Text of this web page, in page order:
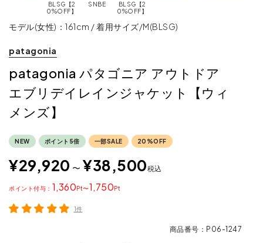
BLSG【2
0%OFF】
SNBE
BLSG【2
0%OFF】
モデル(女性)：161cm / 着用サイズ/M(BLSG)
patagonia
patagonia パタゴニア アウトドア
エブリデイレインジャケット【ウィ
メンズ】
NEW ポイント5倍 一部SALE 20%OFF
¥29,920 〜 ¥38,500税込
1,360 〜1,750
ポイント
1件
商品番号 P06-1247